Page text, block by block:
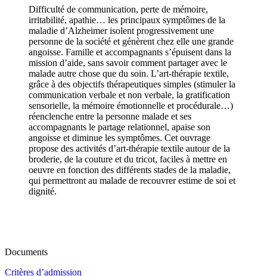
Difficulté de communication, perte de mémoire,
irritabilité, apathie… les principaux symptômes de la
maladie d’Alzheimer isolent progressivement une
personne de la société et génèrent chez elle une grande
angoisse. Famille et accompagnants s’épuisent dans la
mission d’aide, sans savoir comment partager avec le
malade autre chose que du soin. L’art-thérapie textile,
grâce à des objectifs thérapeutiques simples (stimuler la
communication verbale et non verbale, la gratification
sensorielle, la mémoire émotionnelle et procédurale…)
réenclenche entre la personne malade et ses
accompagnants le partage relationnel, apaise son
angoisse et diminue les symptômes. Cet ouvrage
propose des activités d’art-thérapie textile autour de la
broderie, de la couture et du tricot, faciles à mettre en
oeuvre en fonction des différents stades de la maladie,
qui permettront au malade de recouvrer estime de soi et
dignité.
Documents
Critères d’admission